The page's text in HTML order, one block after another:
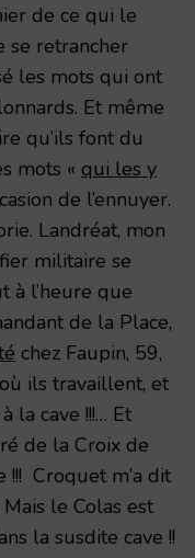
de ce qui le
se retrancher
les mots qui ont
Et même
qu’ils font du
mots « qui les y
de l’ennuyer.
Landréat, mon
militaire se
à l’heure que
de la Place,
chez Faupin, 59,
ils travaillent, et
la cave !!!… Et
de la Croix de
Croquet m’a dit
le Colas est
la susdite cave !!